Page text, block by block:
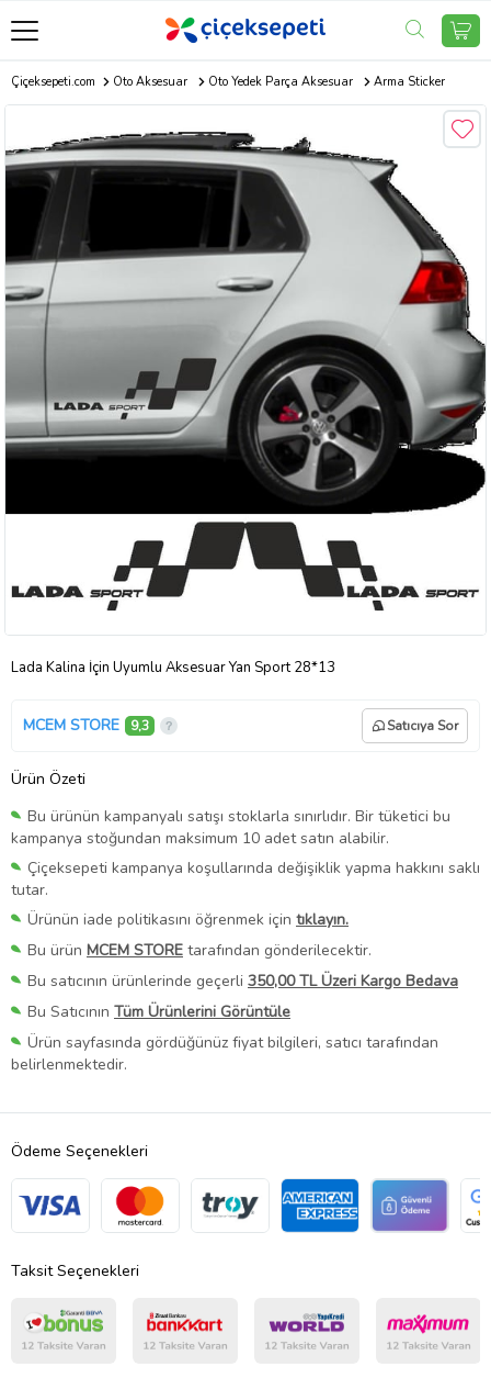
Çiçeksepeti.com Oto Aksesuar Oto Yedek Parça Aksesuar Arma Sticker
Lada Kalina İçin Uyumlu Aksesuar Yan Sport 28*13
MCEM STORE 9,3 Satıcıya Sor
Ürün Özeti
Bu ürünün kampanyalı satışı stoklarla sınırlıdır. Bir tüketici bu
kampanya stoğundan maksimum 10 adet satın alabilir.
Çiçeksepeti kampanya koşullarında değişiklik yapma hakkını saklı
tutar.
Ürünün iade politikasını öğrenmek için tıklayın.
Bu ürün MCEM STORE tarafından gönderilecektir.
Bu satıcının ürünlerinde geçerli 350,00 TL Üzeri Kargo Bedava
Bu Satıcının Tüm Ürünlerini Görüntüle
Ürün sayfasında gördüğünüz fiyat bilgileri, satıcı tarafından
belirlenmektedir.
Ödeme Seçenekleri
Taksit Seçenekleri